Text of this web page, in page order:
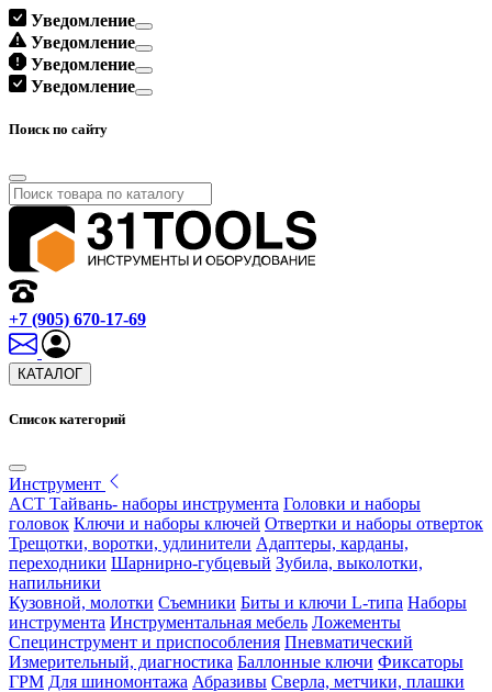
Уведомление
Уведомление
Уведомление
Уведомление
Поиск по сайту
+7 (905) 670-17-69
КАТАЛОГ
Список категорий
Инструмент
ACT Тайвань- наборы инструмента Головки и наборы
головок Ключи и наборы ключей Отвертки и наборы отверток
Трещотки, воротки, удлинители Адаптеры, карданы,
переходники Шарнирно-губцевый Зубила, выколотки,
напильники
Кузовной, молотки Съемники Биты и ключи L-типа Наборы
инструмента Инструментальная мебель Ложементы
Специнструмент и приспособления Пневматический
Измерительный, диагностика Баллонные ключи Фиксаторы
ГРМ Для шиномонтажа Абразивы Сверла, метчики, плашки